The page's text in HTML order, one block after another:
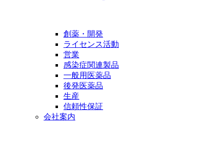
創薬・開発
ライセンス活動
営業
感染症関連製品
一般用医薬品
後発医薬品
生産
信頼性保証
会社案内